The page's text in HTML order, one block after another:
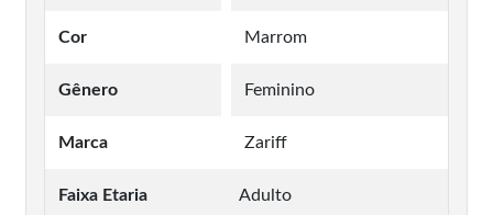
Cor Marrom
Gênero Feminino
Marca Zariff
Faixa Etaria Adulto